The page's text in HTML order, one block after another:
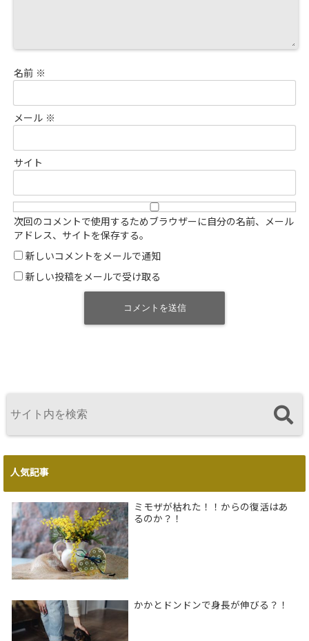
名前 ※
メール ※
サイト
次回のコメントで使用するためブラウザーに自分の名前、メール
アドレス、サイトを保存する。
新しいコメントをメールで通知
新しい投稿をメールで受け取る
人気記事
ミモザが枯れた！！からの復活はあ
るのか？！
かかとドンドンで身長が伸びる？！